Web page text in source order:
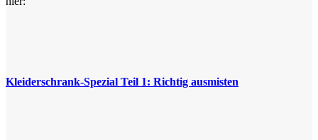
Kleiderschrank-Spezial Teil 1: Richtig ausmisten